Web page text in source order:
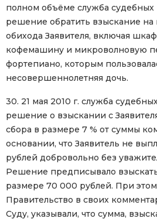
полном объёме служба судебных
решение обратить взыскание
обихода Заявителя, включая
кофемашину и микроволновую
фортепиано, которым
несовершеннолетняя дочь.
30. 21 мая 2010 г. служба
решение о взыскании с
сбора в размере 7 % от суммы
основании, что Заявитель не
рублей добровольно без
Решение предписывало
размере 70 000 рублей. При этом
Правительство в своих
Суду, указывали, что сумма,